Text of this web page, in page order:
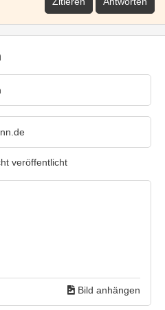
veröffentlicht
Bild anhängen